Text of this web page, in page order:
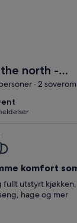
north -
in
Sweden
the water
· 2 soverom
komfort
fullt utstyrt kjøkken,
hage og mer